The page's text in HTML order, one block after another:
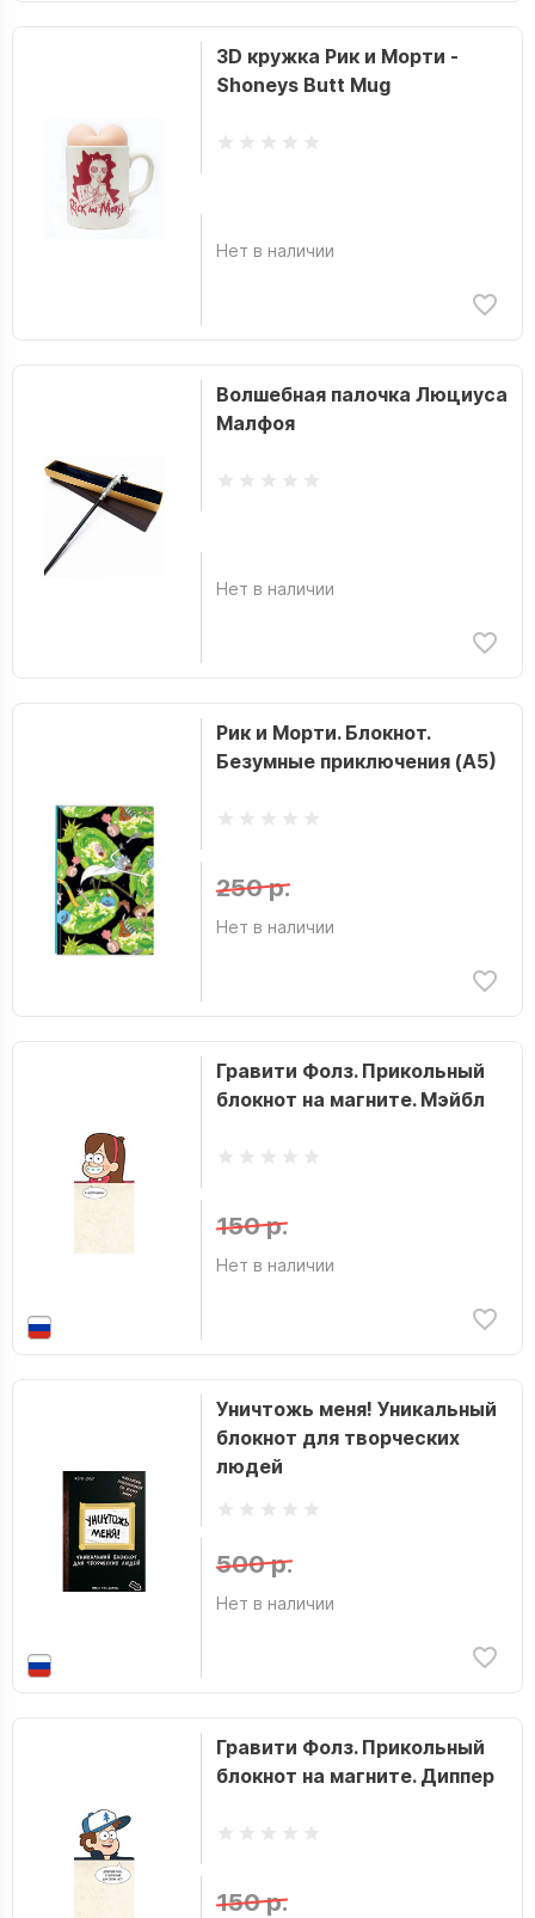
3D кружка Рик и Морти -
Shoneys Butt Mug
Нет в наличии
Волшебная палочка Люциуса
Малфоя
Нет в наличии
Рик и Морти. Блокнот.
Безумные приключения (А5)
250 р.
Нет в наличии
Гравити Фолз. Прикольный
блокнот на магните. Мэйбл
150 р.
Нет в наличии
Уничтожь меня! Уникальный
блокнот для творческих
людей
500 р.
Нет в наличии
Гравити Фолз. Прикольный
блокнот на магните. Диппер
150 р.